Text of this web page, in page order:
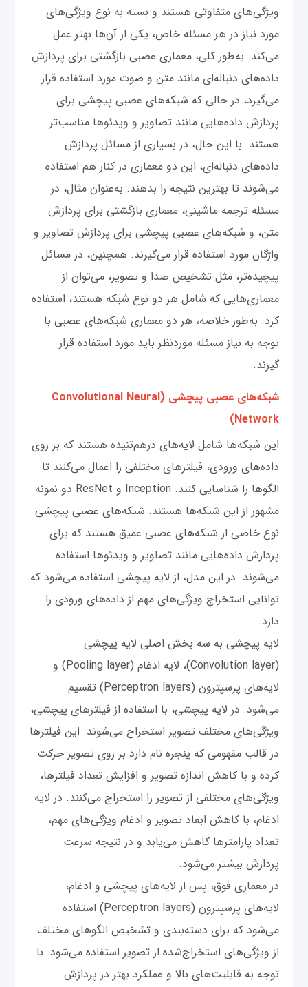
ویژگی‌های متفاوتی هستند و بسته به نوع ویژگی‌های
مورد نیاز در هر مسئله‌ خاص، یکی از آن‌ها بهتر عمل
می‌کند. به‌طور کلی، معماری عصبی بازگشتی برای پردازش
داده‌های دنباله‌ای مانند متن و صوت مورد استفاده قرار
می‌گیرد، در حالی که شبکه‌های عصبی پیچشی برای
پردازش داده‌هایی مانند تصاویر و ویدئوها مناسب‌تر
هستند. با این حال، در بسیاری از مسائل پردازش
داده‌های دنباله‌ای، این دو معماری در کنار هم استفاده
می‌شوند تا بهترین نتیجه را بدهند. به‌عنوان مثال، در
مسئله ترجمه ماشینی، معماری بازگشتی برای پردازش
متن، و شبکه‌های عصبی پیچشی برای پردازش تصاویر و
واژگان مورد استفاده قرار می‌گیرند. همچنین، در مسائل
پیچیده‌تر، مثل تشخیص صدا و تصویر، می‌توان از
معماری‌هایی که شامل هر دو نوع شبکه هستند، استفاده
کرد. به‌طور خلاصه، هر دو معماری شبکه‌های عصبی با
توجه به نیاز مسئله‌ موردنظر باید مورد استفاده قرار
‌گیرند.
شبکه‌های عصبی پیچشی (Convolutional Neural
Network)
این شبکه‌ها شامل لایه‌های درهم‌تنیده هستند که بر روی
داده‌های ورودی، فیلترهای مختلفی را اعمال می‌کنند تا
الگوها را شناسایی کنند. Inception و ResNet دو نمونه
مشهور از این شبکه‌ها هستند. شبکه‌های عصبی پیچشی
نوع خاصی از شبکه‌های عصبی عمیق هستند که برای
پردازش داده‌هایی مانند تصاویر و ویدئوها استفاده
می‌شوند. در این مدل، از لایه پیچشی استفاده می‌شود که
توانایی استخراج ویژگی‌های مهم از داده‌های ورودی را
دارد.
لایه پیچشی به سه بخش اصلی لایه پیچشی
(Convolution layer)، لایه ادغام (Pooling layer) و
لایه‌های پرسپترون (Perceptron layers) تقسیم
می‌شود. در لایه پیچشی، با استفاده از فیلترهای پیچشی،
ویژگی‌های مختلف تصویر استخراج می‌شوند. این فیلترها
در قالب مفهومی که پنجره‌ نام دارد بر روی تصویر حرکت
کرده و با کاهش اندازه تصویر و افزایش تعداد فیلترها،
ویژگی‌های مختلفی از تصویر را استخراج می‌کنند. در لایه
ادغام، با کاهش ابعاد تصویر و ادغام ویژگی‌های مهم،
تعداد پارامترها کاهش می‌یابد و در نتیجه سرعت
پردازش بیشتر می‌شود.
در معماری فوق، پس از لایه‌های پیچشی و ادغام،
لایه‌های پرسپترون (Perceptron layers) استفاده
می‌شود که برای دسته‌بندی و تشخیص الگوهای مختلف
از ویژگی‌های استخراج‌شده از تصویر استفاده می‌شود. با
توجه به قابلیت‌های بالا و عملکرد بهتر در پردازش